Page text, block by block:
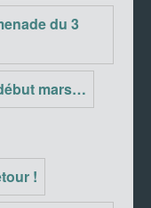
du 3
mars…
!